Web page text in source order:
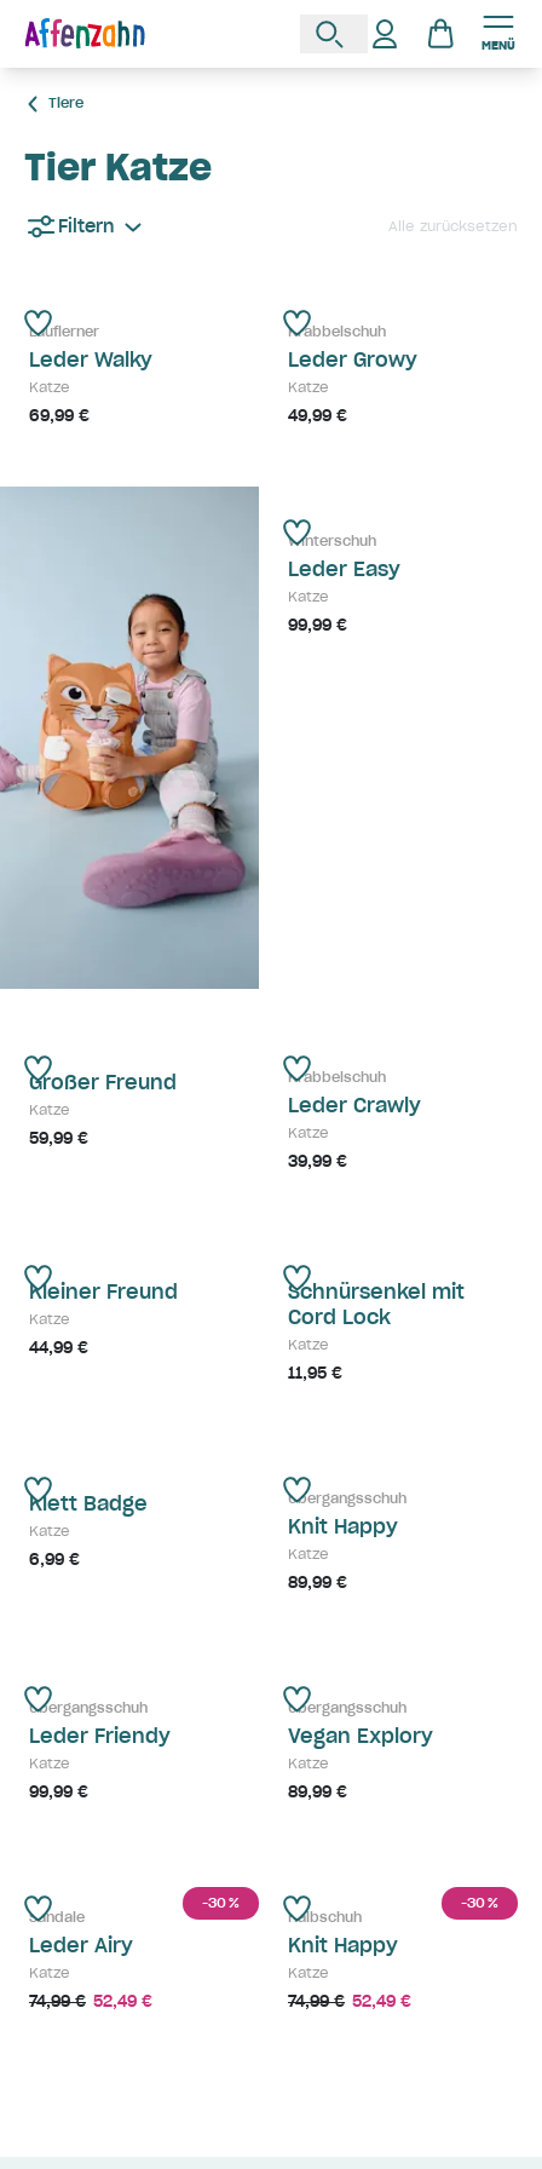
MENÜ
Tiere
Tier Katze
Filtern Alle zurücksetzen
Lauflerner
Leder Walky
Katze
69,99 €
Krabbelschuh
Leder Growy
Katze
49,99 €
Winterschuh
Leder Easy
Katze
99,99 €
Großer Freund
Katze
59,99 €
Krabbelschuh
Leder Crawly
Katze
39,99 €
Kleiner Freund
Katze
44,99 €
Schnürsenkel mit
Cord Lock
Katze
11,95 €
Klett Badge
Katze
6,99 €
Übergangsschuh
Knit Happy
Katze
89,99 €
Übergangsschuh
Leder Friendy
Katze
99,99 €
Übergangsschuh
Vegan Explory
Katze
89,99 €
-30%
Sandale
Leder Airy
Katze
74,99 € 52,49 €
-30%
Halbschuh
Knit Happy
Katze
74,99 € 52,49 €